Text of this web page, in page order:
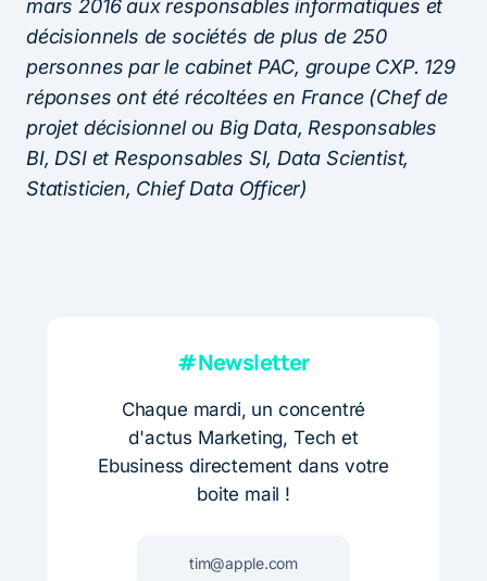
mars 2016 aux responsables informatiques et
décisionnels de sociétés de plus de 250
personnes par le cabinet PAC, groupe CXP. 129
réponses ont été récoltées en France (Chef de
projet décisionnel ou Big Data, Responsables
BI, DSI et Responsables SI, Data Scientist,
Statisticien, Chief Data Officer)
#Newsletter
Chaque mardi, un concentré
d'actus Marketing, Tech et
Ebusiness directement dans votre
boite mail !